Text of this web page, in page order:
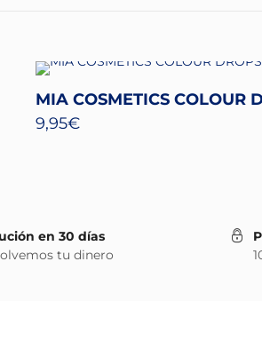
MIA COSMETICS COLOUR
9,95€
en 30 días
tu dinero